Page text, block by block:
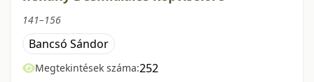
141–156
Bancsó Sándor
Megtekintések száma:252